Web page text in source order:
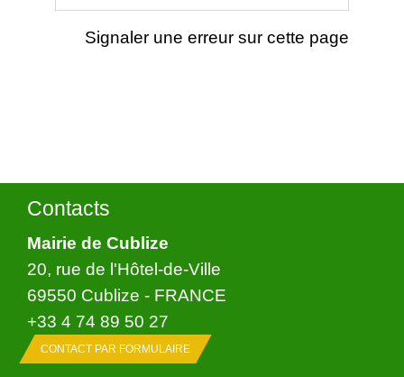
Signaler une erreur sur cette page
Contacts
Mairie de Cublize
20, rue de l'Hôtel-de-Ville
69550 Cublize - FRANCE
+33 4 74 89 50 27
CONTACT PAR FORMULAIRE